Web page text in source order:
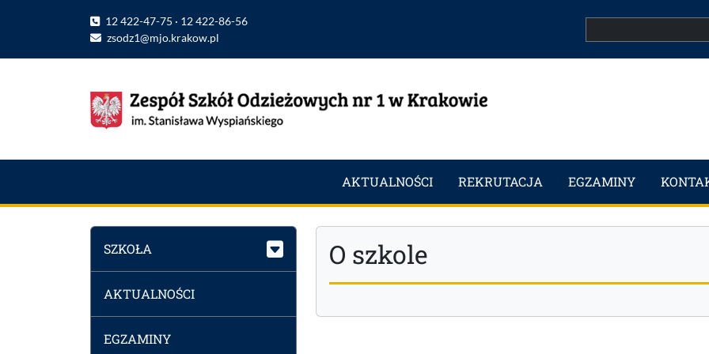
12 422-47-75 · 12 422-86-56
zsodz1@mjo.krakow.pl
AKTUALNOŚCI REKRUTACJA EGZAMINY
SZKOŁA
AKTUALNOŚCI
EGZAMINY
O szkole